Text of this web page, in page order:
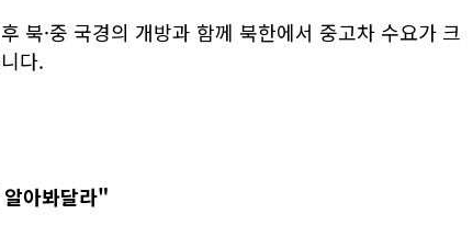
북·중 국경의 개방과 함께 북한에서 중고차 수요가 크
다.
아봐달라"